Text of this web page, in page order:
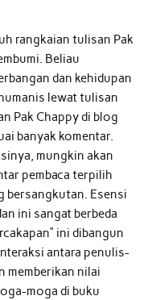
rangkaian tulisan Pak
Beliau
dan kehidupan
lewat tulisan
Pak Chappy di blog
banyak komentar.
mungkin akan
pembaca terpilih
bersangkutan. Esensi
ini sangat berbeda
ini dibangun
antara penulis-
memberikan nilai
moga di buku